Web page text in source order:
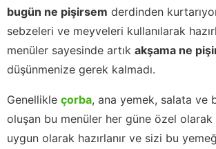
bugün ne pişirsem derdinden
sebzeleri ve meyveleri kullanılarak
menüler sayesinde artık akşama ne
düşünmenize gerek kalmadı.
Genellikle çorba, ana yemek, salata ve
oluşan bu menüler her güne özel olarak
uygun olarak hazırlanır ve sizi bu